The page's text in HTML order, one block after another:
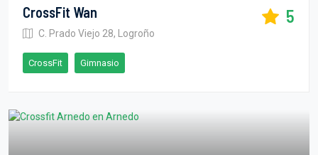
CrossFit Wan
C. Prado Viejo 28, Logroño
5
CrossFit Gimnasio